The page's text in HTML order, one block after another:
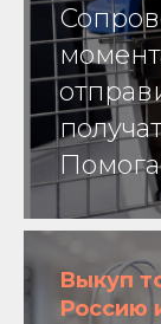
Выкуп
Россию